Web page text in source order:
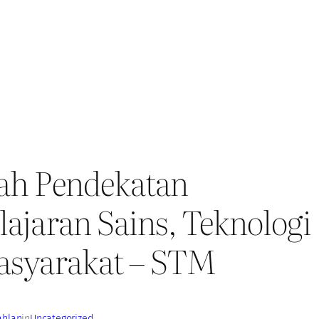
Pendekatan
Sains, Teknologi
– STM